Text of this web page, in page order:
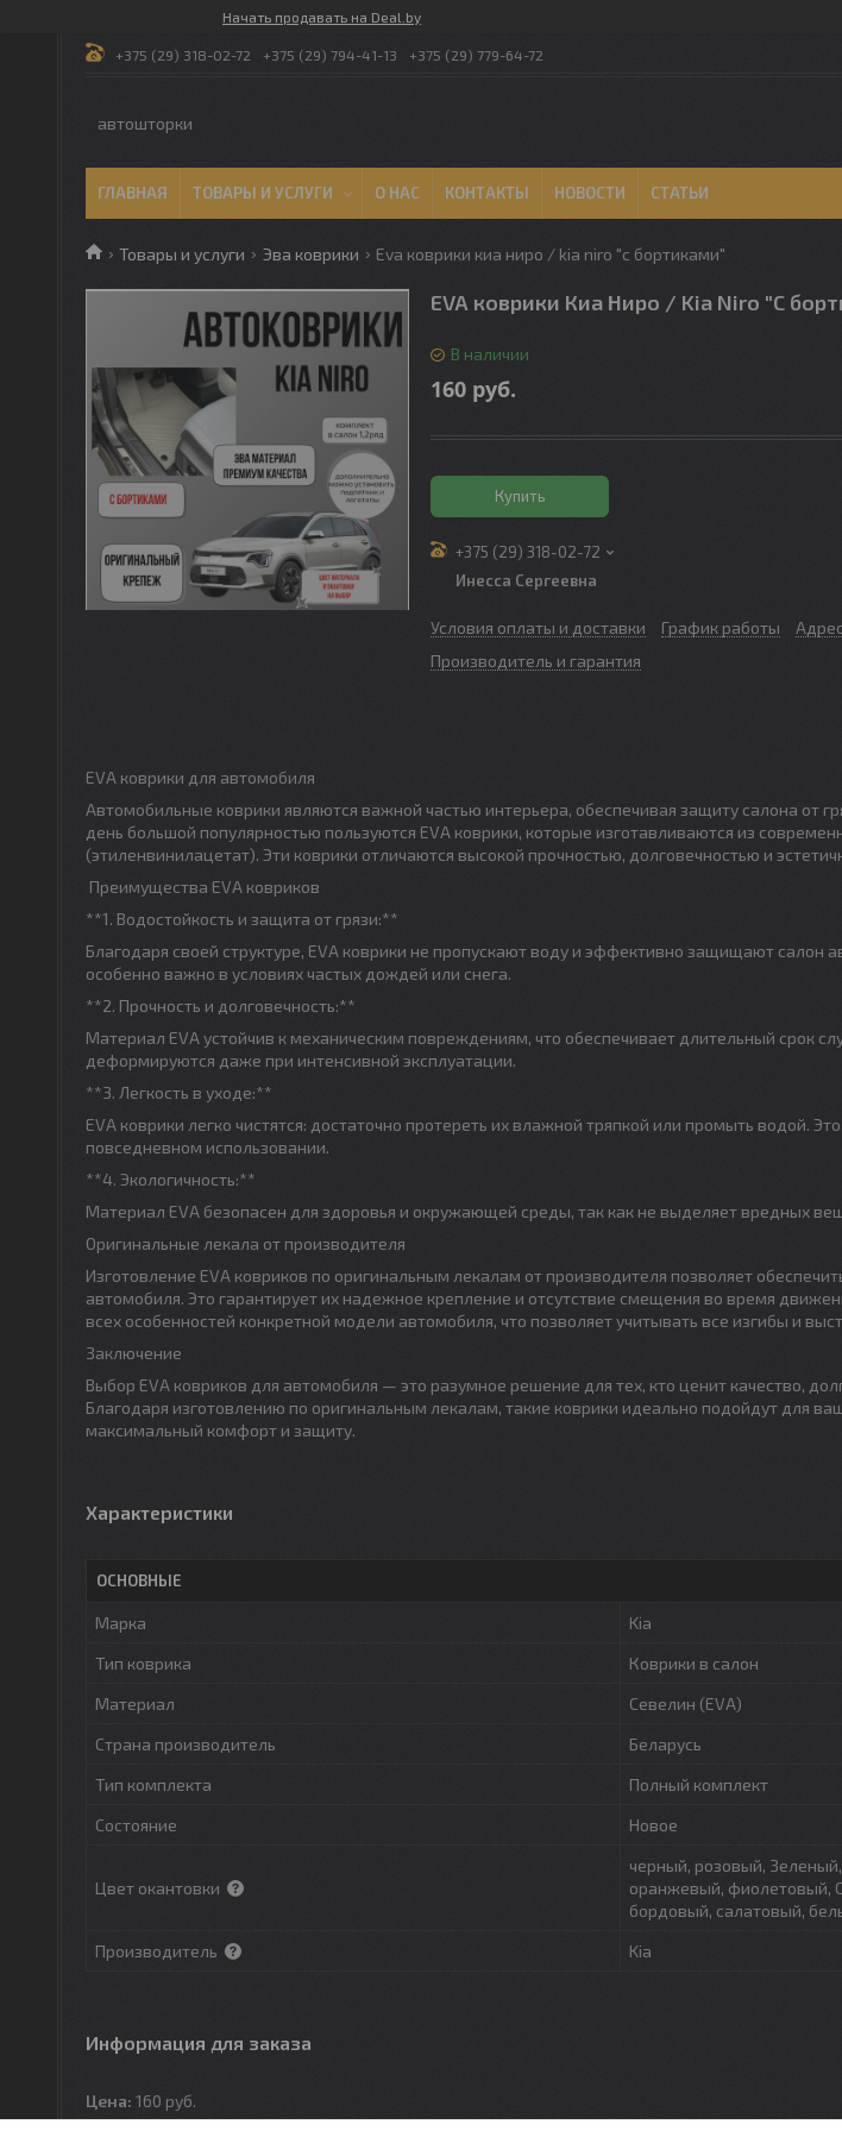
Начать продавать на Deal.by
+375 (29) 318-02-72 +375 (29) 794-41-13 +375 (29) 779-64-72
автошторки
ГЛАВНАЯ ТОВАРЫ И УСЛУГИ О НАС КОНТАКТЫ НОВОСТИ СТАТЬИ
Товары и услуги Эва коврики Eva коврики киа ниро / kia niro "с бортиками"
EVA коврики Киа Ниро / Kia Niro "С
В наличии
160 руб.
Купить
+375 (29) 318-02-72
Инесса Сергеевна
Условия оплаты и доставки График работы
Производитель и гарантия
EVA коврики для автомобиля
Автомобильные коврики являются важной частью интерьера, обеспечивая защиту салона от
день большой популярностью пользуются EVA коврики, которые изготавливаются из
(этиленвинилацетат). Эти коврики отличаются высокой прочностью, долговечностью и
Преимущества EVA ковриков
**1. Водостойкость и защита от грязи:**
Благодаря своей структуре, EVA коврики не пропускают воду и эффективно защищают салон
особенно важно в условиях частых дождей или снега.
**2. Прочность и долговечность:**
Материал EVA устойчив к механическим повреждениям, что обеспечивает длительный срок
деформируются даже при интенсивной эксплуатации.
**3. Легкость в уходе:**
EVA коврики легко чистятся: достаточно протереть их влажной тряпкой или промыть водой.
повседневном использовании.
**4. Экологичность:**
Материал EVA безопасен для здоровья и окружающей среды, так как не выделяет вредных
Оригинальные лекала от производителя
Изготовление EVA ковриков по оригинальным лекалам от производителя позволяет
автомобиля. Это гарантирует их надежное крепление и отсутствие смещения во время
всех особенностей конкретной модели автомобиля, что позволяет учитывать все изгибы и
Заключение
Выбор EVA ковриков для автомобиля — это разумное решение для тех, кто ценит качество,
Благодаря изготовлению по оригинальным лекалам, такие коврики идеально подойдут для
максимальный комфорт и защиту.
Характеристики
ОСНОВНЫЕ
Марка
Kia
Тип коврика
Коврики в салон
Материал
Севелин (EVA)
Страна производитель
Беларусь
Тип комплекта
Полный комплект
Состояние
Новое
Цвет окантовки
черный, розовый,
оранжевый, фиолетовый,
бордовый, салатовый,
Производитель
Kia
Информация для заказа
Цена: 160 руб.